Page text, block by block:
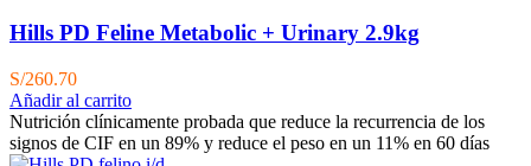
Hills PD Feline Metabolic + Urinary 2.9kg
S/260.70
Añadir al carrito
Nutrición clínicamente probada que reduce la recurrencia de los
signos de CIF en un 89% y reduce el peso en un 11% en 60 días